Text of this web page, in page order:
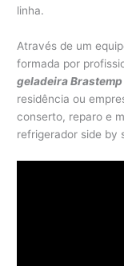
linha.
Através de um
formada por
geladeira
residência ou
conserto, reparo e
refrigerador side by